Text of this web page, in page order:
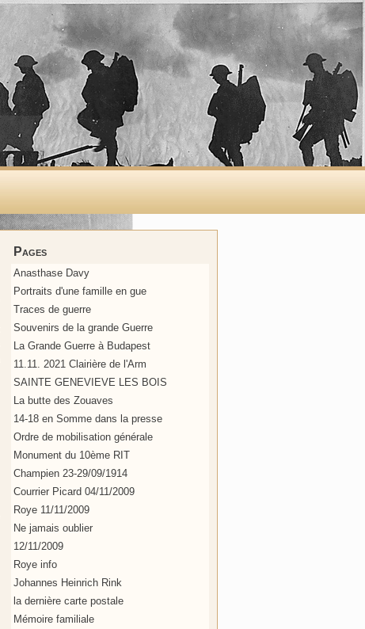
Pages
Anasthase Davy
Portraits d'une famille en gue
Traces de guerre
Souvenirs de la grande Guerre
La Grande Guerre à Budapest
11.11. 2021 Clairière de l'Arm
SAINTE GENEVIEVE LES BOIS
La butte des Zouaves
14-18 en Somme dans la presse
Ordre de mobilisation générale
Monument du 10ème RIT
Champien 23-29/09/1914
Courrier Picard 04/11/2009
Roye 11/11/2009
Ne jamais oublier
12/11/2009
Roye info
Johannes Heinrich Rink
la dernière carte postale
Mémoire familiale